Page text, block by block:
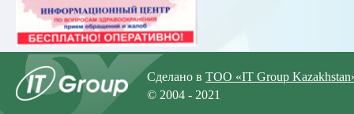
Сделано в ТОО «IT Group
© 2004 - 2021